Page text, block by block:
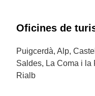
Oficines de
Puigcerdà, Alp,
Saldes, La Coma i la
Rialb